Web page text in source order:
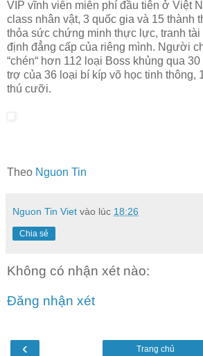
VIP vĩnh viễn miễn phí đầu tiên ở Việt
class nhân vật, 3 quốc gia và 15 thành
thỏa sức chứng minh thực lực, tranh tài
định đẳng cấp của riêng mình. Người
“chén“ hơn 112 loại Boss khủng qua
trợ của 36 loại bí kíp võ học tinh thông,
thú cưỡi.
Theo Nguon Tin
Nguon Tin Viet vào lúc 18:26
Chia sẻ
Không có nhận xét nào:
Đăng nhận xét
‹ Trang chủ